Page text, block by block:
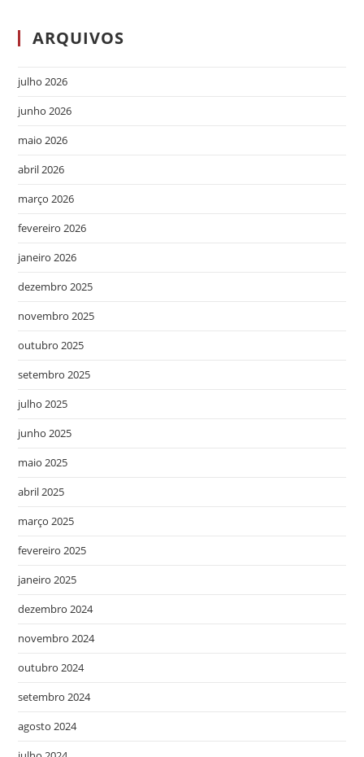
ARQUIVOS
julho 2026
junho 2026
maio 2026
abril 2026
março 2026
fevereiro 2026
janeiro 2026
dezembro 2025
novembro 2025
outubro 2025
setembro 2025
julho 2025
junho 2025
maio 2025
abril 2025
março 2025
fevereiro 2025
janeiro 2025
dezembro 2024
novembro 2024
outubro 2024
setembro 2024
agosto 2024